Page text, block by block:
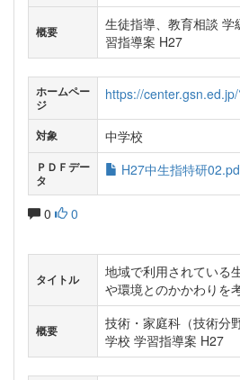
概要
生徒指導、教育相談
習指導案 H27
ホームペー
ジ
https://
対象 中学校
ＰＤＦデー
タ
H27中生指特研
0 0
タイトル
地域で利用されている
や環境とのかかわりを
概要
技術・家庭科（技術分
学校 学習指導案 H27